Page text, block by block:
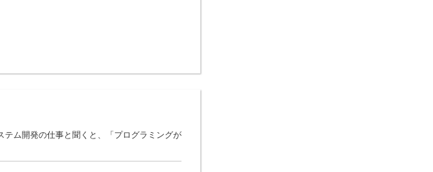
ム開発の仕事と聞くと、「プログラミングが